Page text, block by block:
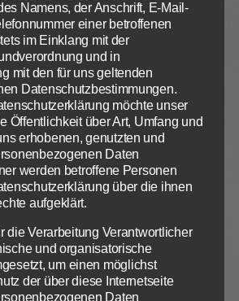
in der Wahrheit lebt – an den
Wer Gutes tut, ist
Böses tut, hat Gott nie gekannt.
Machtmensch. Er will der Erste in
Er lügt und verbreitet
den Apostel Johannes, liebt die
und übt Gemeindezucht an
Gutes, aber nicht seinen Willen
Apostels Johannes ist: Wer
Dinge tut, hat Gott nie
errettet. Und das muss
geklärt werden. Johannes wird
selber und vor Ort tun.
der Seite notwendige Cookies:
PHP Session Cookie
Eigentümer dieser Website
Absicherung Kontaktformular / SPAM
PHPSESSID
Session
auf unserer Website. Einige von ihnen
andere uns helfen, diese Website
Erfahrung zu verbessern.
Info Statistiken Info
ALLE AKZEPTIEREN
Namens, der Anschrift, E-Mail-
einer betroffenen
im Einklang mit der
und in
mit den für uns geltenden
Datenschutzbestimmungen.
möchte unser
Öffentlichkeit über Art, Umfang und
erhobenen, genutzten und
Daten
werden betroffene Personen
über die ihnen
aufgeklärt.
die Verarbeitung Verantwortlicher
und organisatorische
um einen möglichst
der über diese Internetseite
Daten